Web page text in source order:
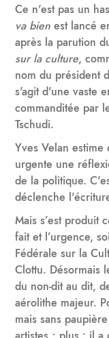
Ce n'est pas un
va bien est lancé
après la parution
sur la culture,
nom du président
s'agit d'une vaste
commanditée par
Tschudi.
Yves Velan
urgente une
de la politique.
déclenche
Mais s’est produit
fait et l’urgence,
Fédérale sur la
Clottu. Désormais
du non-dit au dit,
aérolithe majeur.
mais sans